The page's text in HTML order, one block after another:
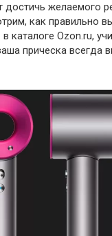
желаемого
как правильно
в каталоге Ozon.ru,
прическа всегда